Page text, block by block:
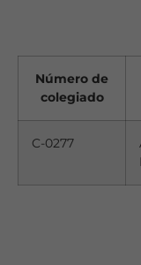
Número de
colegiado
C-0277